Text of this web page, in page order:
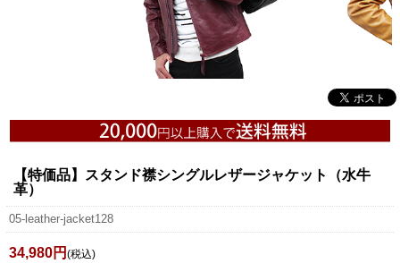
【特価品】スタンド襟シングルレザージャケット（水牛
革）
05-leather-jacket128
34,980円 (税込)